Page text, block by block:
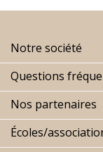
Notre société
Questions
Nos partenaires
Écoles/